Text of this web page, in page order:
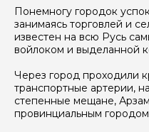
Понемногу городок
занимаясь торговлей и
известен на всю Русь
войлоком и выделанной
Через город проходили
транспортные артерии,
степенные мещане,
провинциальным